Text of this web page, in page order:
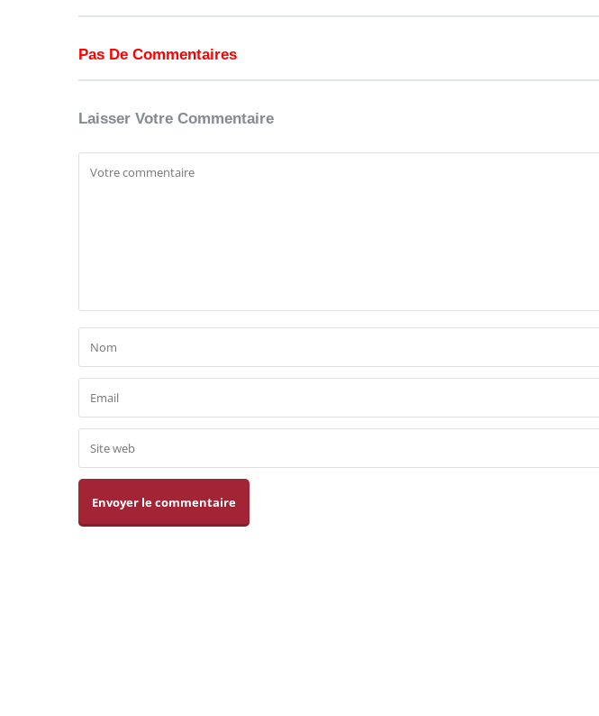
Pas De Commentaires
Laisser Votre Commentaire